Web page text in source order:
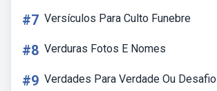
#7 Versículos Para Culto Funebre
#8 Verduras Fotos E Nomes
#9 Verdades Para Verdade Ou Desafio